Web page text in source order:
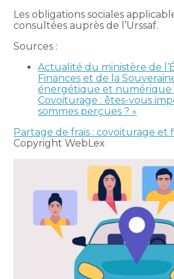
Les obligations sociales
consultées auprès de l’Urssaf.
Sources :
Actualité du ministère de
Finances et de la
énergétique et numérique
Covoiturage : êtes-vous
sommes perçues ? »
Partage de frais : covoiturage et
Copyright WebLex